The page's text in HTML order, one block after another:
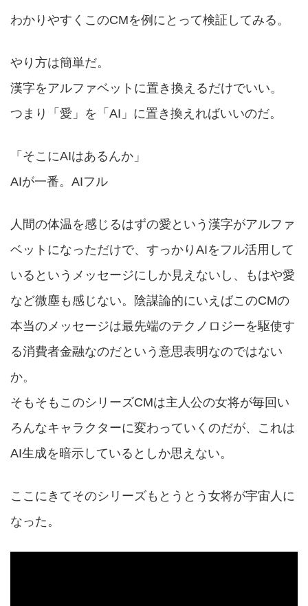
わかりやすくこのCMを例にとって検証してみる。
やり方は簡単だ。
漢字をアルファベットに置き換えるだけでいい。
つまり「愛」を「AI」に置き換えればいいのだ。
「そこにAIはあるんか」
AIが一番。AIフル
人間の体温を感じるはずの愛という漢字がアルファ
ベットになっただけで、すっかりAIをフル活用して
いるというメッセージにしか見えないし、もはや愛
など微塵も感じない。陰謀論的にいえばこのCMの
本当のメッセージは最先端のテクノロジーを駆使す
る消費者金融なのだという意思表明なのではない
か。
そもそもこのシリーズCMは主人公の女将が毎回い
ろんなキャラクターに変わっていくのだが、これは
AI生成を暗示しているとしか思えない。
ここにきてそのシリーズもとうとう女将が宇宙人に
なった。